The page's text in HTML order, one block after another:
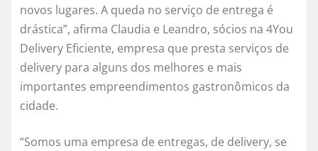
novos lugares. A queda no serviço de entrega é
drástica”, afirma Claudia e Leandro, sócios na 4You
Delivery Eficiente, empresa que presta serviços de
delivery para alguns dos melhores e mais
importantes empreendimentos gastronômicos da
cidade.
“Somos uma empresa de entregas, de delivery, se